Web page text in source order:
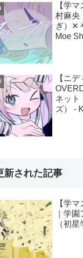
【学
村麻央
ぎ）✕
Moe
【ニ
ネット
ズ） -
新された記事
【学
｜学
（初星